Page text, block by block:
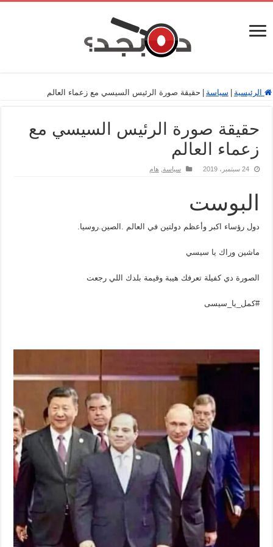
الرئيسية سياسة حقيقة صورة الرئيس السيسي مع زعماء العالم
حقيقة صورة الرئيس السيسي مع
زعماء العالم
24 سبتمبر، 2019 سياسة هام
البوست
دول رؤساء اكبر وأعظم دولتين في العالم .الصين.روسيا.
ماشين وراك يا سيسي
الصورة دي كفيلة تعرفك هيبة وقيمة بلدك اللي رجعت
#كمل_يا_سيسى